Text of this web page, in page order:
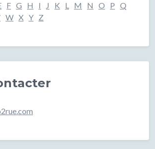
F G H I J K L M N O P Q
W X Y Z